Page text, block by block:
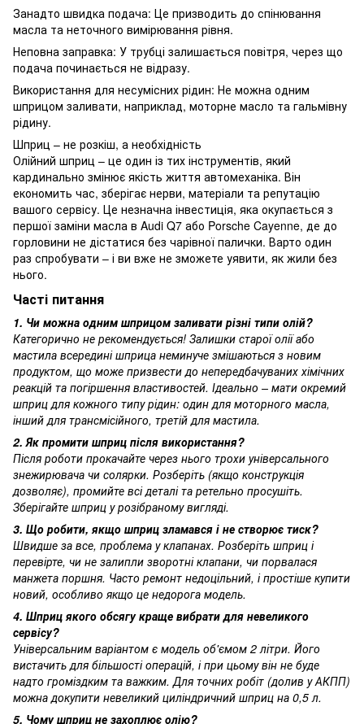
Занадто швидка подача: Це призводить до спінювання
масла та неточного вимірювання рівня.
Неповна заправка: У трубці залишається повітря, через що
подача починається не відразу.
Використання для несумісних рідин: Не можна одним
шприцом заливати, наприклад, моторне масло та гальмівну
рідину.
Шприц – не розкіш, а необхідність
Олійний шприц – це один із тих інструментів, який
кардинально змінює якість життя автомеханіка. Він
економить час, зберігає нерви, матеріали та репутацію
вашого сервісу. Це незначна інвестиція, яка окупається з
першої заміни масла в Audi Q7 або Porsche Cayenne, де до
горловини не дістатися без чарівної палички. Варто один
раз спробувати – і ви вже не зможете уявити, як жили без
нього.
Часті питання
1. Чи можна одним шприцом заливати різні типи олій?
Категорично не рекомендується! Залишки старої олії або
мастила всередині шприца неминуче змішаються з новим
продуктом, що може призвести до непередбачуваних хімічних
реакцій та погіршення властивостей. Ідеально – мати окремий
шприц для кожного типу рідин: один для моторного масла,
інший для трансмісійного, третій для мастила.
2. Як промити шприц після використання?
Після роботи прокачайте через нього трохи універсального
знежирювача чи солярки. Розберіть (якщо конструкція
дозволяє), промийте всі деталі та ретельно просушіть.
Зберігайте шприц у розібраному вигляді.
3. Що робити, якщо шприц зламався і не створює тиск?
Швидше за все, проблема у клапанах. Розберіть шприц і
перевірте, чи не залипли зворотні клапани, чи порвалася
манжета поршня. Часто ремонт недоцільний, і простіше купити
новий, особливо якщо це недорога модель.
4. Шприц якого обсягу краще вибрати для невеликого
сервісу?
Універсальним варіантом є модель об'ємом 2 літри. Його
вистачить для більшості операцій, і при цьому він не буде
надто громіздким та важким. Для точних робіт (долив у АКПП)
можна докупити невеликий циліндричний шприц на 0,5 л.
5. Чому шприц не захоплює олію?